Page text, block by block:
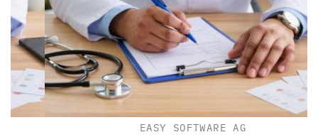
EASY SOFTWARE AG